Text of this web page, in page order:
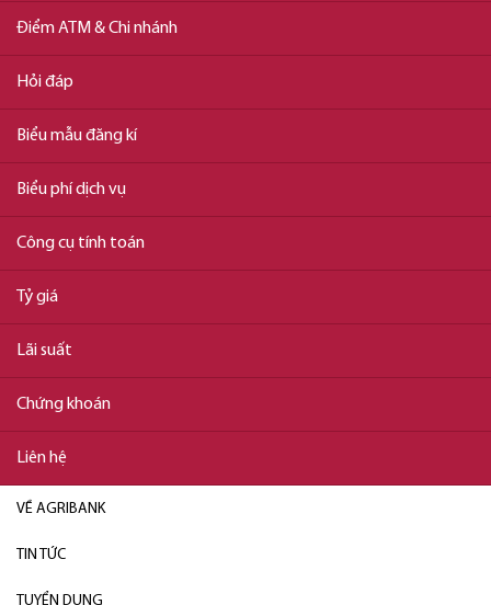
Điểm ATM & Chi nhánh
Hỏi đáp
Biểu mẫu đăng kí
Biểu phí dịch vụ
Công cụ tính toán
Tỷ giá
Lãi suất
Chứng khoán
Liên hệ
VỀ AGRIBANK
TIN TỨC
TUYỂN DỤNG